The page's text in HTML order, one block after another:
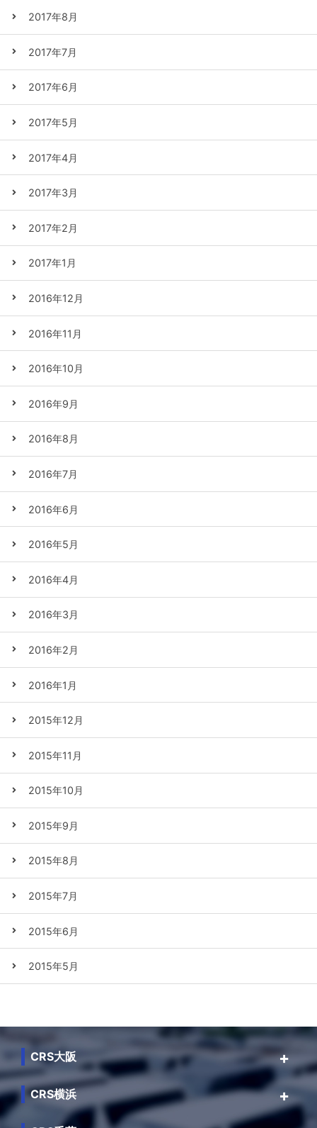
2017年8月
2017年7月
2017年6月
2017年5月
2017年4月
2017年3月
2017年2月
2017年1月
2016年12月
2016年11月
2016年10月
2016年9月
2016年8月
2016年7月
2016年6月
2016年5月
2016年4月
2016年3月
2016年2月
2016年1月
2015年12月
2015年11月
2015年10月
2015年9月
2015年8月
2015年7月
2015年6月
2015年5月
CRS大阪
CRS横浜